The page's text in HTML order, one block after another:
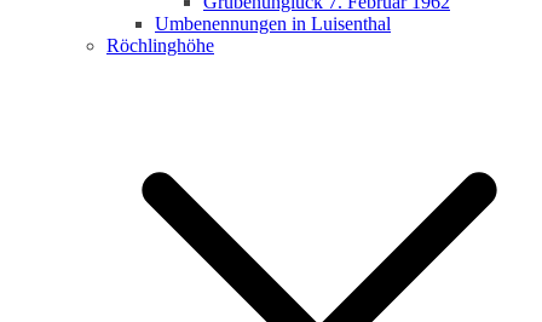
Umbenennungen in Luisenthal
Röchlinghöhe